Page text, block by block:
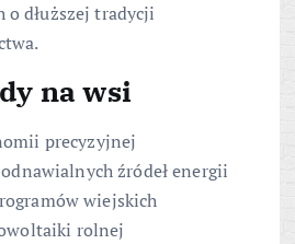
o dłuższej tradycji
na wsi
precyzyjnej
źródeł energii
wiejskich
rolnej